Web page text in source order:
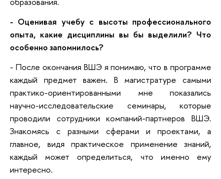
- Оценивая учебу с высоты профессионального
опыта, какие дисциплины вы бы выделили? Что
особенно запомнилось?
- После окончания ВШЭ я понимаю, что в программе
каждый предмет важен. В магистратуре самыми
практико-ориентированными мне показались
научно-исследовательские семинары, которые
проводили сотрудники компаний-партнеров ВШЭ.
Знакомясь с разными сферами и проектами, а
главное, видя практическое применение знаний,
каждый может определиться, что именно ему
интересно.